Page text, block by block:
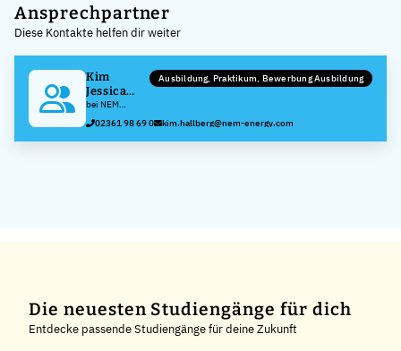
+
−
Ansprechpartner
Diese Kontakte helfen dir weiter
Kim
Jessica
Hallberg
bei NEM
Balcke-Dürr
GmbH,
Niederlassung
Ausbildung, Praktikum, Bewerbung Ausbildung
02361 98 69 0 kim.hallberg@nem-energy.com
Die neuesten Studiengänge für dich
Entdecke passende Studiengänge für deine Zukunft